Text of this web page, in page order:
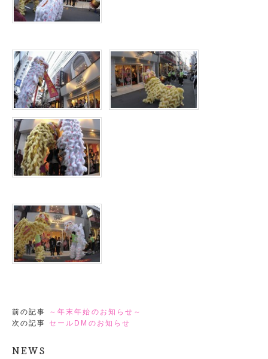
NEWS
前の記事 ～年末年始のお知らせ～
次の記事 セールDMのお知らせ